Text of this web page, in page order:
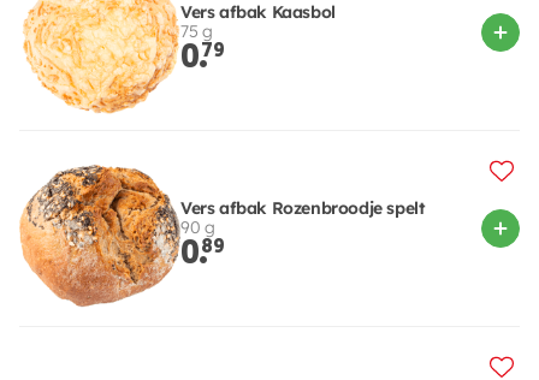
Vers afbak Kaasbol
75 g
0.79
Vers afbak Rozenbroodje spelt
90 g
0.89